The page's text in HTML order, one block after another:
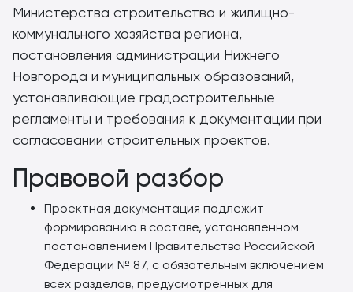
Министерства строительства и жилищно-
коммунального хозяйства региона,
постановления администрации Нижнего
Новгорода и муниципальных образований,
устанавливающие градостроительные
регламенты и требования к документации при
согласовании строительных проектов.
Правовой разбор
Проектная документация подлежит
формированию в составе, установленном
постановлением Правительства Российской
Федерации № 87, с обязательным включением
всех разделов, предусмотренных для